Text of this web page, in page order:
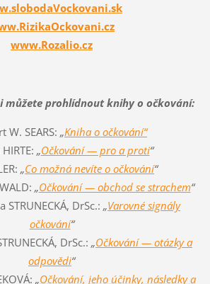
www.Rozalio.cz
můžete prohlídnout knihy o očkování:
W. SEARS: „Kniha o očkování“
„Očkování — pro a proti“
„Co možná nevíte o očkování“
„Očkování — obchod se strachem“
DrSc.: „Varovné signály
očkování“
DrSc.: „Očkování — otázky a
odpovědi“
„Očkování, jeho účinky, následky a